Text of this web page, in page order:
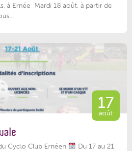
à Ernée Mardi 18 août, à partir de
17
août
Cyclo Club Ernéen
Du 17 au 21